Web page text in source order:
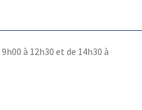
à 12h30 et de 14h30 à